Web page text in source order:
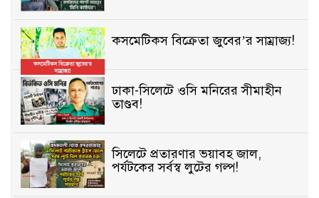
কসমেটিকস বিক্রেতা জুবের’র সাম্রাজ্য!
ঢাকা-সিলেটে ওসি মনিরের সীমাহীন
তাণ্ডব!
সিলেটে প্রতারণার ভয়াবহ জাল,
পর্যটকের সর্বস্ব লুটের গল্প!